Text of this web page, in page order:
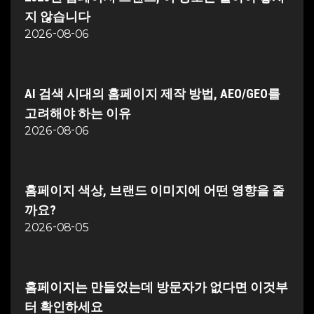
지 않습니다
2026-08-06
AI 검색 시대의 홈페이지 제작 방법, AEO/GEO를
고려해야 하는 이유
2026-08-06
홈페이지 색상, 브랜드 이미지에 어떤 영향을 줄
까요?
2026-08-05
홈페이지는 만들었는데 방문자가 없다면 이것부
터 확인하세요